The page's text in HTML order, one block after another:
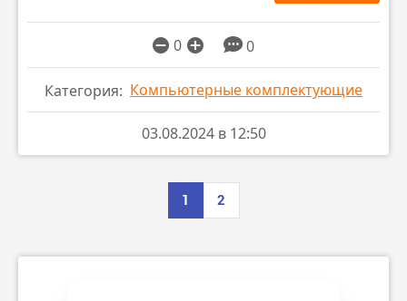
0 0
Категория: Компьютерные комплектующие
03.08.2024 в 12:50
1 2